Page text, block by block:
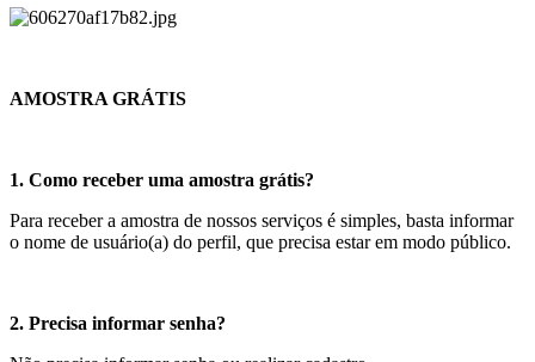
AMOSTRA GRÁTIS
1. Como receber uma amostra grátis?
Para receber a amostra de nossos serviços é simples, basta informar
o nome de usuário(a) do perfil, que precisa estar em modo público.
2. Precisa informar senha?